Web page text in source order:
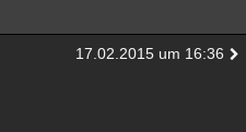
17.02.2015 um 16:36